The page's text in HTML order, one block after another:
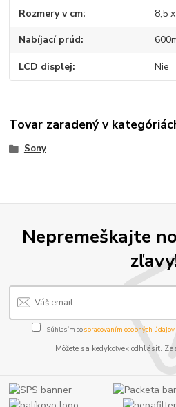
Rozmery v cm 8,5
Nabíjací prúd
LCD displej Nie
Tovar zaradený v
Sony
Nepremeškajte
Súhlasím sospracovaním osobných údajov
Môžete sa kedykoľvek odhlásiť.